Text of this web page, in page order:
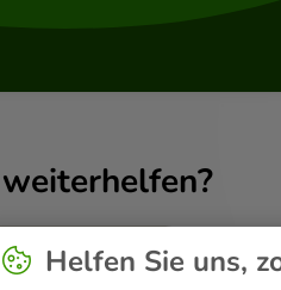
Helfen Sie uns,